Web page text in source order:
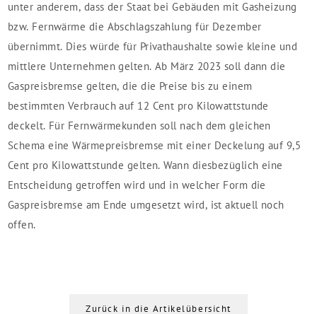
unter anderem, dass der Staat bei Gebäuden mit Gasheizung
bzw. Fernwärme die Abschlagszahlung für Dezember
übernimmt. Dies würde für Privathaushalte sowie kleine und
mittlere Unternehmen gelten. Ab März 2023 soll dann die
Gaspreisbremse gelten, die die Preise bis zu einem
bestimmten Verbrauch auf 12 Cent pro Kilowattstunde
deckelt. Für Fernwärmekunden soll nach dem gleichen
Schema eine Wärmepreisbremse mit einer Deckelung auf 9,5
Cent pro Kilowattstunde gelten. Wann diesbezüglich eine
Entscheidung getroffen wird und in welcher Form die
Gaspreisbremse am Ende umgesetzt wird, ist aktuell noch
offen.
Zurück in die Artikelübersicht